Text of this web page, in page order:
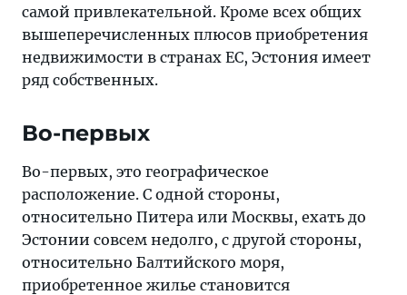
самой привлекательной. Кроме всех общих
вышеперечисленных плюсов приобретения
недвижимости в странах ЕС, Эстония имеет
ряд собственных.
Во-первых
Во-первых, это географическое
расположение. С одной стороны,
относительно Питера или Москвы, ехать до
Эстонии совсем недолго, с другой стороны,
относительно Балтийского моря,
приобретенное жилье становится